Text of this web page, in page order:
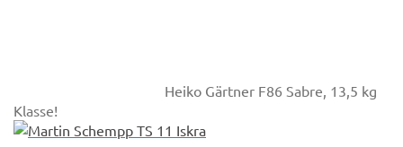
Heiko Gärtner F86 Sabre, 13,5 kg
Klasse!